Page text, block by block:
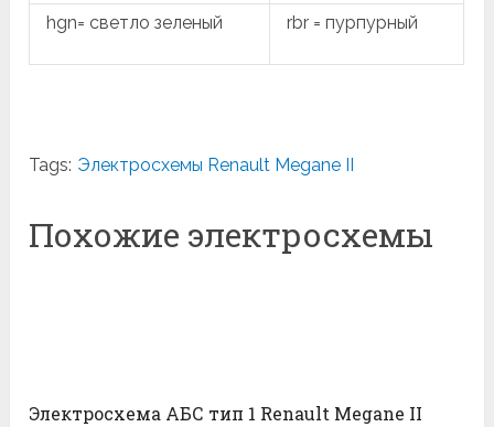
hgn= светло зеленый rbr = пурпурный
Tags: Электросхемы Renault Megane II
Похожие электросхемы
Электросхема АБС тип 1 Renault Megane II